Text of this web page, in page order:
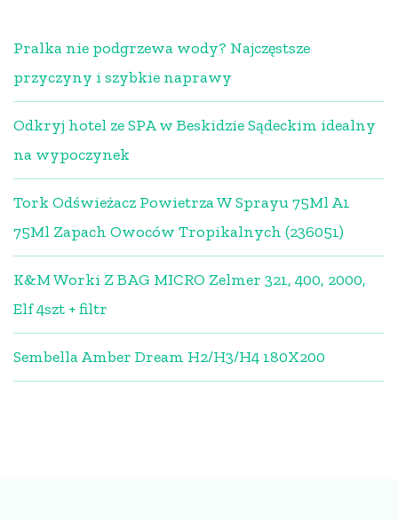
Pralka nie podgrzewa wody? Najczęstsze
przyczyny i szybkie naprawy
Odkryj hotel ze SPA w Beskidzie Sądeckim idealny
na wypoczynek
Tork Odświeżacz Powietrza W Sprayu 75Ml A1
75Ml Zapach Owoców Tropikalnych (236051)
K&M Worki Z BAG MICRO Zelmer 321, 400, 2000,
Elf 4szt + filtr
Sembella Amber Dream H2/H3/H4 180X200